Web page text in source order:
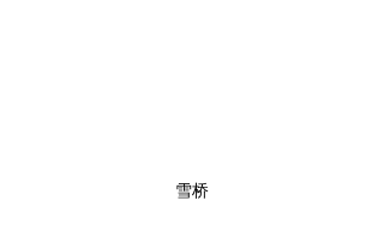
雪桥